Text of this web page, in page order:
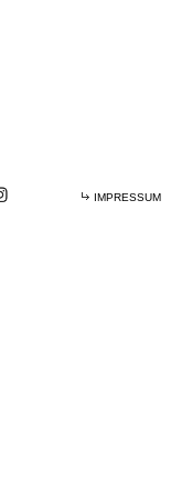
IMPRESSUM